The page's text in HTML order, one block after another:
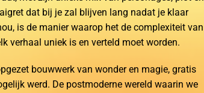
dat bij je zal blijven lang nadat je klaar
is de manier waarop het de complexiteit van
verhaal uniek is en verteld moet worden.
bouwwerk van wonder en magie, gratis
werd. De postmoderne wereld waarin we